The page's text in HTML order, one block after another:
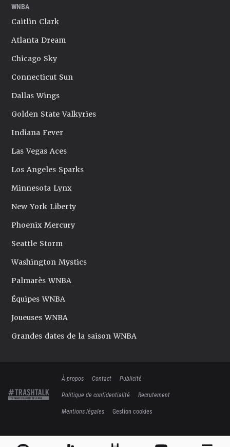
WNBA
Caitlin Clark
Atlanta Dream
Chicago Sky
Connecticut Sun
Dallas Wings
Golden State Valkyries
Indiana Fever
Las Vegas Aces
Los Angeles Sparks
Minnesota Lynx
New York Liberty
Phoenix Mercury
Seattle Storm
Washington Mystics
Palmarès WNBA
Équipes WNBA
Joueuses WNBA
Grandes dates de la saison WNBA
À propos Contact
Publicité
Politique de confidentialité
Recrutement
Mentions légales
Gestion cookies